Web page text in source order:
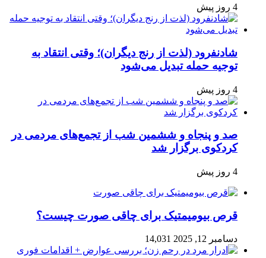
4 روز پیش
شادنفرود (لذت از رنج دیگران)؛ وقتی انتقاد به
توجیه حمله تبدیل می‌شود
4 روز پیش
صد و پنجاه‌ و ششمین شب از تجمع‌های مردمی در
کردکوی برگزار شد
4 روز پیش
قرص بیومیمتیک برای چاقی صورت چیست؟
دسامبر 12, 2025 14,031